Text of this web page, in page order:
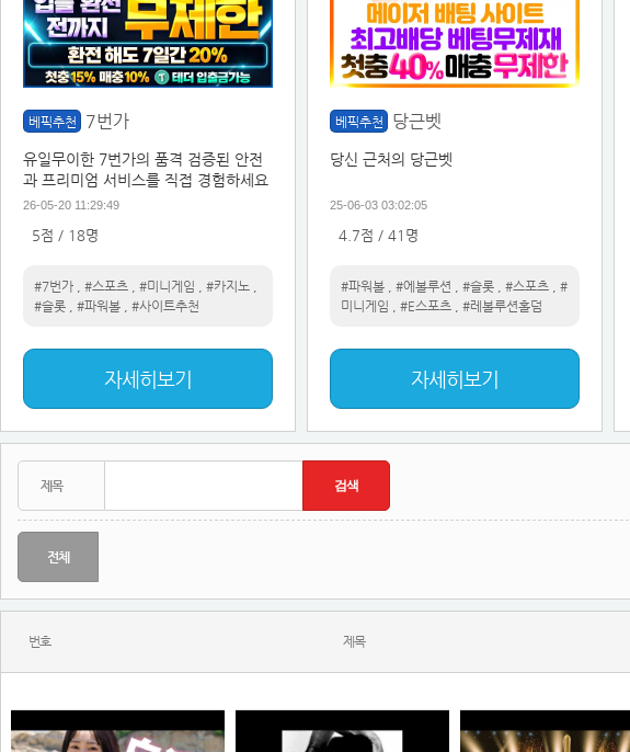
베픽추천 7번가
유일무이한 7번가의 품격 검증된 안전
과 프리미엄 서비스를 직접 경험하세요
26-05-20 11:29:49
5점 / 18명
#7번가 #스포츠 #미니게임 #카지노
#슬롯
#파워볼 #사이트추천
자세히보기
베픽추천 당근벳
당신 근처의 당근벳
25-06-03 03:02:05
4.7점 / 41명
#파워볼 #에볼루션 #슬롯 #스포츠
#
미니게임
#E스포츠 #레볼루션홀덤
자세히보기
전체
번호 제목